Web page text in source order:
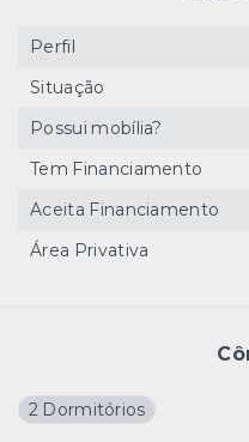
2 Dormitórios
Perfil
Situação
Possui mobília?
Tem Financiamento
Aceita Financiamento
Área Privativa